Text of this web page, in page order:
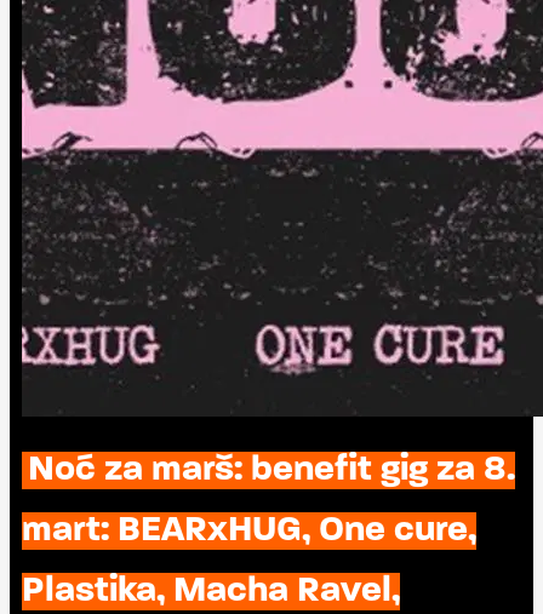
Noć za marš: benefit gig za 8.
mart: BEARxHUG, One cure,
Plastika, Macha Ravel,